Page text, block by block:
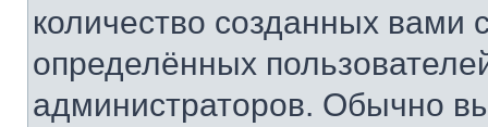
количество созданных
определённых
администраторов. Обычно